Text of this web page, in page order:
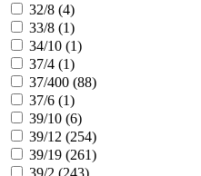
32/8 (4)
33/8 (1)
34/10 (1)
37/4 (1)
37/400 (88)
37/6 (1)
39/10 (6)
39/12 (254)
39/19 (261)
39/2 (243)